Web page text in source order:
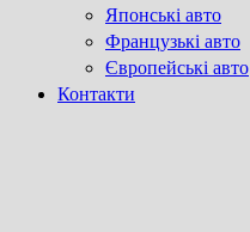
Японські авто
Французькі авто
Європейські авто
Контакти